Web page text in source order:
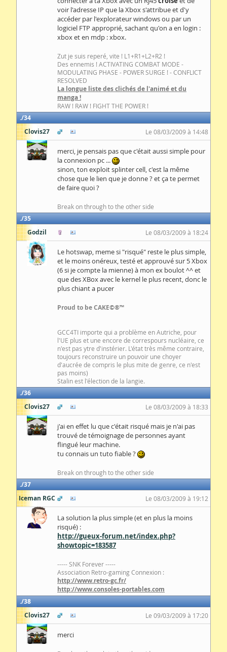
voir l'adresse IP que la Xbox s'attribue et d'y
accéder par l'explorateur windows ou par un
logiciel FTP approprié, sachant qu'on a en login :
xbox et en mdp : xbox.
Zut je suis reperé, vite ! L1+R1+L2+R2 !
Des ennemis ! ACTIVATING COMBAT MODE -
MODULATING PHASE - POWER SURGE ! - CONFLICT
RESOLVED
La longue liste des clichés de l'animé et du
manga !
RAW ! RAW ! FIGHT THE POWER !
34
Clovis27
Le 08/03/2009 à 14:48
merci, je pensais pas que c'était aussi simple pour
la connexion pc ...
sinon, ton exploit splinter cell, c'est la même
chose que le lien que je donne ? et ça te permet
de faire quoi ?
Break on through to the other side
35
Godzil
Le 08/03/2009 à 18:24
Le hotswap, meme si "risqué" reste le plus simple,
et le moins onéreux, testé et approuvé sur 5 Xbox
(6 si je compte la mienne) à mon ex boulot ^^ et
que des XBox avec le kernel le plus recent, donc le
plus chiant a pucer
Proud to be CAKE©®™
GCC4TI importe qui a problème en Autriche, pour
l'UE plus et une encore de correspours nucléaire, ce
n'est pas ytre d'instérier. L'état très même contraire,
toujours reconstruire un pouvoir une choyer
d'aucrée de compris le plus mite de genre, ce n'est
pas moins)
Stalin est l'élection de la langie.
36
Clovis27
Le 08/03/2009 à 18:33
j'ai en effet lu que c'était risqué mais je n'ai pas
trouvé de témoignage de personnes ayant
flingué leur machine.
tu connais un tuto fiable ?
Break on through to the other side
37
Iceman RGC
Le 08/03/2009 à 19:12
La solution la plus simple (et en plus la moins
risqué) :
http://gueux-forum.net/index.php?
showtopic=183587
----- SNK Forever -----
Association Retro-gaming Connexion :
http://www.retro-gc.fr/
http://www.consoles-portables.com
38
Clovis27
Le 09/03/2009 à 17:20
merci